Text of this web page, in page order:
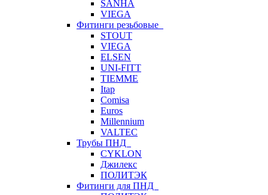
SANHA
VIEGA
Фитинги резьбовые
STOUT
VIEGA
ELSEN
UNI-FITT
TIEMME
Itap
Comisa
Euros
Millennium
VALTEC
Трубы ПНД
CYKLON
Джилекс
ПОЛИТЭК
Фитинги для ПНД